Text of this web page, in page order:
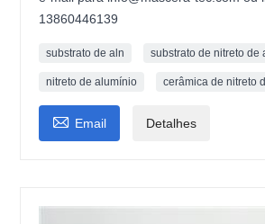
13860446139
substrato de aln substrato de nitreto de
nitreto de alumínio cerâmica de nitreto
 Email Detalhes